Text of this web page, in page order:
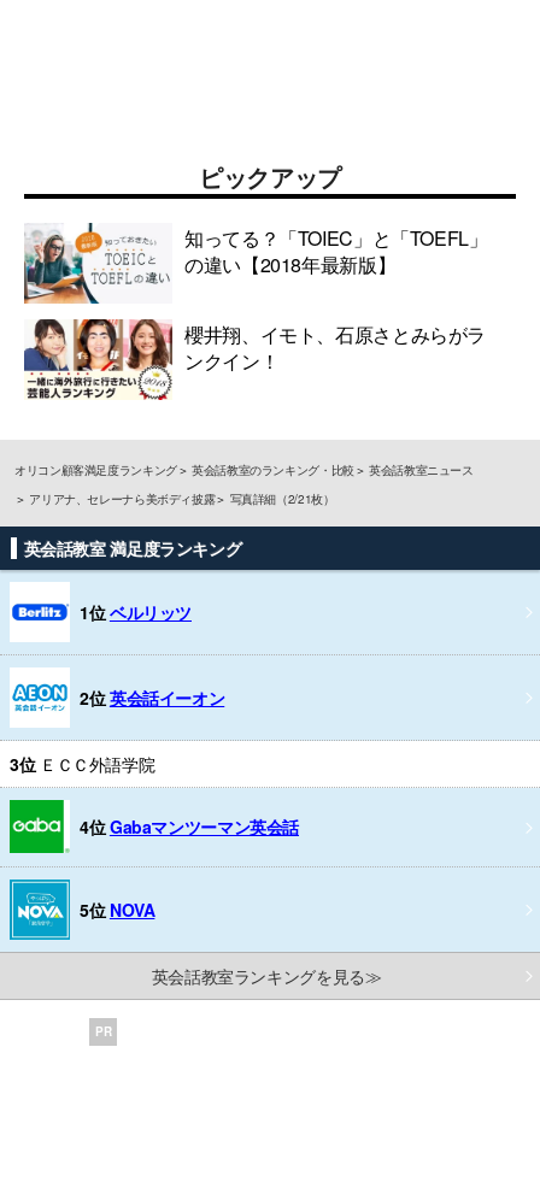
ピックアップ
知ってる？「TOIEC」と「TOEFL」
の違い【2018年最新版】
櫻井翔、イモト、石原さとみらがラ
ンクイン！
オリコン顧客満足度ランキング 英会話教室のランキング・比較
英会話教室ニュース
アリアナ、セレーナら美ボディ披露
写真詳細（2/21枚）
英会話教室 満足度ランキング
1位ベルリッツ
2位英会話イーオン
3位 ＥＣＣ外語学院
4位Gabaマンツーマン英会話
5位 NOVA
英会話教室ランキングを見る≫
PR